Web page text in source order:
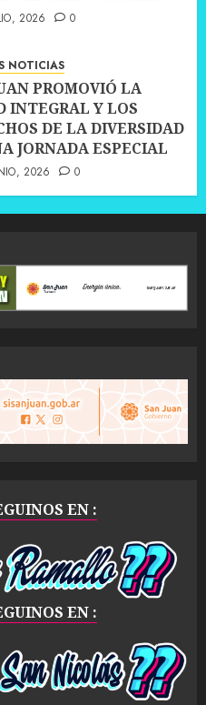
2026 0
NOTICIAS
PROMOVIÓ LA
INTEGRAL Y LOS
DE LA DIVERSIDAD
JORNADA ESPECIAL
2026 0
EN :
EN :